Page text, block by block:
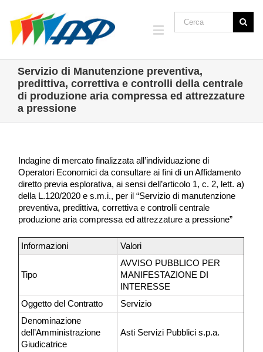
Servizio di Manutenzione preventiva,
predittiva, correttiva e controlli della centrale
di produzione aria compressa ed attrezzature
a pressione
Indagine di mercato finalizzata all’individuazione di
Operatori Economici da consultare ai fini di un Affidamento
diretto previa esplorativa, ai sensi dell’articolo 1, c. 2, lett. a)
della L.120/2020 e s.m.i., per il “Servizio di manutenzione
preventiva, predittiva, correttiva e controlli centrale
produzione aria compressa ed attrezzature a pressione”
Informazioni Valori
Tipo
AVVISO PUBBLICO PER
MANIFESTAZIONE DI
INTERESSE
Oggetto del Contratto
Servizio
Denominazione
dell’Amministrazione
Giudicatrice
Asti Servizi Pubblici s.p.a.